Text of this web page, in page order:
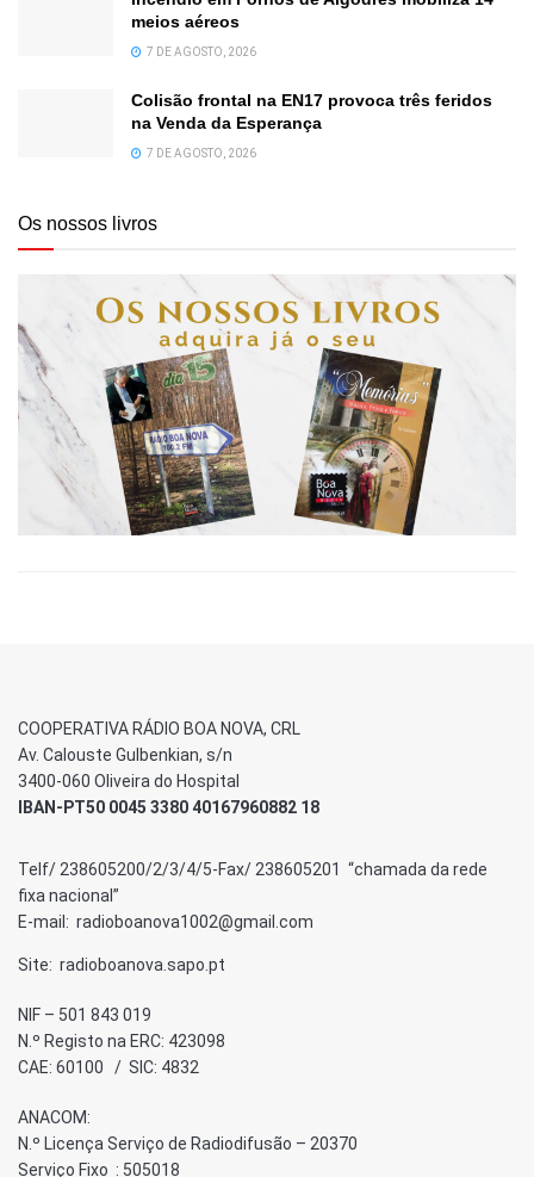
meios aéreos
7 DE AGOSTO, 2026
Colisão frontal na EN17 provoca três feridos
na Venda da Esperança
7 DE AGOSTO, 2026
Os nossos livros
COOPERATIVA RÁDIO BOA NOVA, CRL
Av. Calouste Gulbenkian, s/n
3400-060 Oliveira do Hospital
IBAN-PT50 0045 3380 40167960882 18
Telf/ 238605200/2/3/4/5-Fax/ 238605201 “chamada da rede
fixa nacional”
E-mail: radioboanova1002@gmail.com
Site: radioboanova.sapo.pt
NIF – 501 843 019
N.º Registo na ERC: 423098
CAE: 60100 / SIC: 4832
ANACOM:
N.º Licença Serviço de Radiodifusão – 20370
Serviço Fixo : 505018